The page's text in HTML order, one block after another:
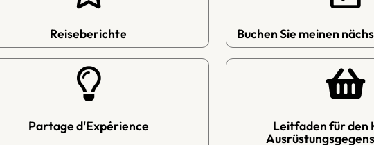
Reiseberichte Buchen Sie meinen
Partage d'Expérience Leitfaden für den